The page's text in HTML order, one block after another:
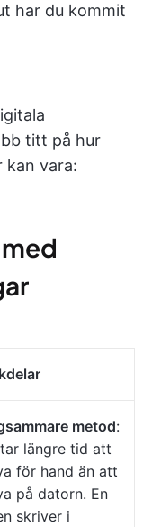
har du kommit
titt på hur
kan vara:
metod:
längre tid att
för hand än att
på datorn. En
skriver i